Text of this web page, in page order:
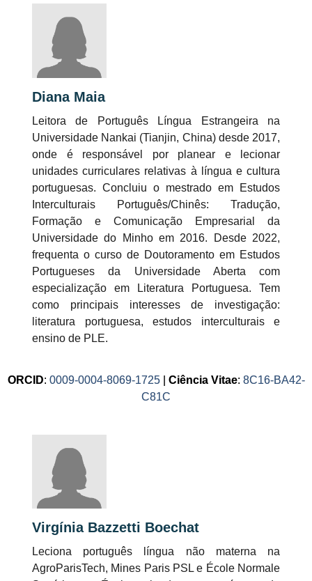
Diana Maia
Leitora de Português Língua Estrangeira na
Universidade Nankai (Tianjin, China) desde 2017,
onde é responsável por planear e lecionar
unidades curriculares relativas à língua e cultura
portuguesas. Concluiu o mestrado em Estudos
Interculturais Português/Chinês: Tradução,
Formação e Comunicação Empresarial da
Universidade do Minho em 2016. Desde 2022,
frequenta o curso de Doutoramento em Estudos
Portugueses da Universidade Aberta com
especialização em Literatura Portuguesa. Tem
como principais interesses de investigação:
literatura portuguesa, estudos interculturais e
ensino de PLE.
ORCID: 0009-0004-8069-1725| Ciência Vitae: 8C16-BA42-
C81C
Virgínia Bazzetti Boechat
Leciona português língua não materna na
AgroParisTech, Mines Paris PSL e École Normale